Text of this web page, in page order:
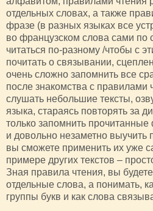
отдельных словах, а также
фразе (в разных языках все
во французском слова сами по
читаться по-разному /чтобы с
почитать о связывании,
очень сложно запомнить все
после знакомства с правилами
слушать небольшие тексты,
языка, стараясь повторять за
только запомнить
и довольно незаметно выучить
вы сможете применить их уже
примере других текстов –
Зная правила чтения, вы
отдельные слова, а понимать,
группы букв и как слова